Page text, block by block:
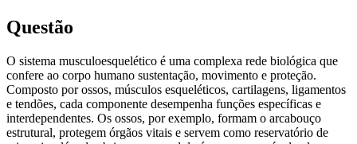
Questão
O sistema musculoesquelético é uma complexa rede biológica que
confere ao corpo humano sustentação, movimento e proteção.
Composto por ossos, músculos esqueléticos, cartilagens, ligamentos
e tendões, cada componente desempenha funções específicas e
interdependentes. Os ossos, por exemplo, formam o arcabouço
estrutural, protegem órgãos vitais e servem como reservatório de